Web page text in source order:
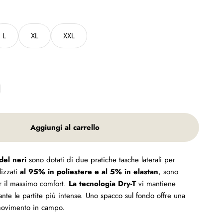
L XL XXL
Aggiungi al carrello
neri sono dotati di due pratiche tasche laterali per
al 95% in poliestere e al 5% in elastan, sono
massimo comfort. La tecnologia Dry-Tvi mantiene
le partite più intense. Uno spacco sul fondo offre una
in campo.